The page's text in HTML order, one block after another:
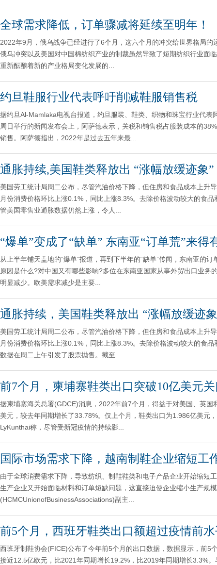
全球需求降低，订单骤减将延续至明年！
2022年9月，俄乌战争已经进行了6个月，这六个月的冲突给世界格局
俄乌冲突以及美国对中国棉纺织产业的制裁虽然导致了短期纺织行业面
重新酝酿着新的产业格局变化发展的...
约旦鞋服行业代表呼吁削减鞋服销售税
据约旦Al-Mamlaka电视台报道，约旦服装、鞋类、织物和珠宝行业代
周日举行的新闻发布会上，阿萨德表示，关税和销售税占服装成本的
销售。阿萨德指出，2022年是过去五年来最...
通胀持续,美国鞋类释放出 “涨幅放缓迹象”
美国劳工统计局周二公布，尽管汽油价格下降，但住房和食品成本上升
月份消费价格环比上涨0.1%，同比上涨8.3%。去除价格波动较大的食
管美国零售业通胀数据仍然上涨，令人...
“爆单”变成了“缺单” 东南亚“订单荒”来得
从上半年铺天盖地的“爆单”报道，再到下半年的“缺单”传闻，东南亚的
原因是什么?对中国又有哪些影响?多位在东南亚国家从事外贸出口业
明显减少。欧美需求减少是主要...
通胀持续，美国鞋类释放出 “涨幅放缓迹
美国劳工统计局周二公布，尽管汽油价格下降，但住房和食品成本上升
月份消费价格环比上涨0.1%，同比上涨8.3%。去除价格波动较大的食
数据在周二上午引发了股票抛售。截至...
前7个月，柬埔寨鞋类出口突破10亿美元
据柬埔寨海关总署(GDCE)消息，2022年前7个月，得益于对美国、英
美元，较去年同期增长了33.78%。仅上个月，鞋类出口为1.986亿美元
LyKunthai称，尽管受新冠疫情的持续影...
国际市场需求下降，越南制鞋企业缩短工
由于全球消费需求下降，导致纺织、制鞋鞋类和电子产品企业开始缩短
生产企业又开始面临材料和订单短缺问题，这直接迫使企业缩小生产规
(HCMCUnionofBusinessAssociations)副主...
前5个月，西班牙鞋类出口额超过疫情前
西班牙制鞋协会(FICE)公布了今年前5个月的出口数据，数据显示，前
接近12.5亿欧元，比2021年同期增长19.2%，比2019年同期增长3.3%